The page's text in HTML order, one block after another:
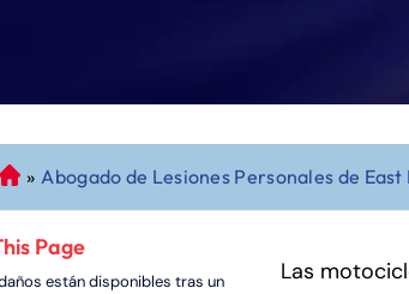
A
b
o
g
» Abogado de Lesiones Personales de
Page
están disponibles tras un
Las